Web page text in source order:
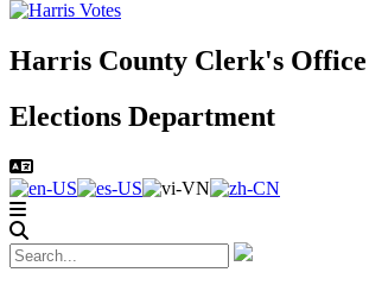
Harris County Clerk's Office
Elections Department